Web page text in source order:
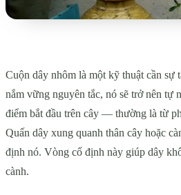
Cuộn dây nhôm là một kỹ thuật cần sự
nắm vững nguyên tắc, nó sẽ trở nên tự
điểm bắt đầu trên cây — thường là từ
Quấn dây xung quanh thân cây hoặc
định nó. Vòng cố định này giúp dây
cành.